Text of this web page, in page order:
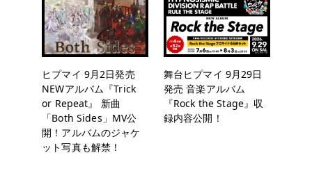
ヒプマイ 9月2日発売
NEWアルバム『Trick
or Repeat』 新曲
「Both Sides」MV公
開！アルバムのジャケ
ット写真も解禁！
舞台ヒプマイ 9月29日
発売 音楽アルバム
『Rock the Stage』収
録内容公開！